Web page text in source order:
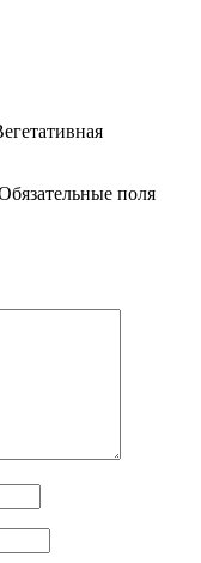
поля